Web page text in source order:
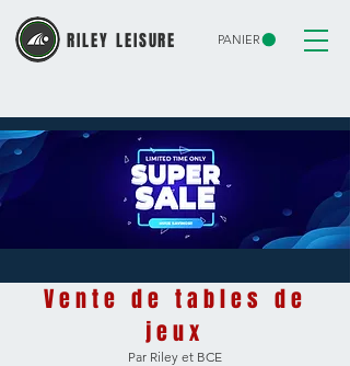
PANIER
RILEY LEISURE
Vente de tables de
jeux
Par Riley et BCE